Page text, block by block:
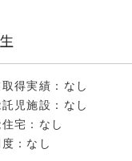
得実績：なし
児施設：なし
宅：なし
：なし